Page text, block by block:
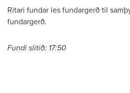
Ritari fundar les fundargerð til
fundargerð.
Fundi slitið: 17:50